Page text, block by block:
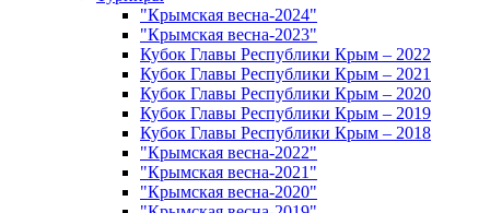
"Крымская весна-2024"
"Крымская весна-2023"
Кубок Главы Республики Крым – 2022
Кубок Главы Республики Крым – 2021
Кубок Главы Республики Крым – 2020
Кубок Главы Республики Крым – 2019
Кубок Главы Республики Крым – 2018
"Крымская весна-2022"
"Крымская весна-2021"
"Крымская весна-2020"